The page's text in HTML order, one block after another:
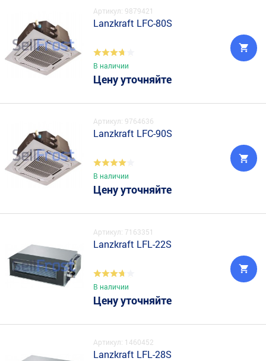
Артикул: 9879421
Lanzkraft LFC-80S
В наличии
Цену уточняйте
Артикул: 9764636
Lanzkraft LFC-90S
В наличии
Цену уточняйте
Артикул: 7163351
Lanzkraft LFL-22S
В наличии
Цену уточняйте
Артикул: 1460452
Lanzkraft LFL-28S